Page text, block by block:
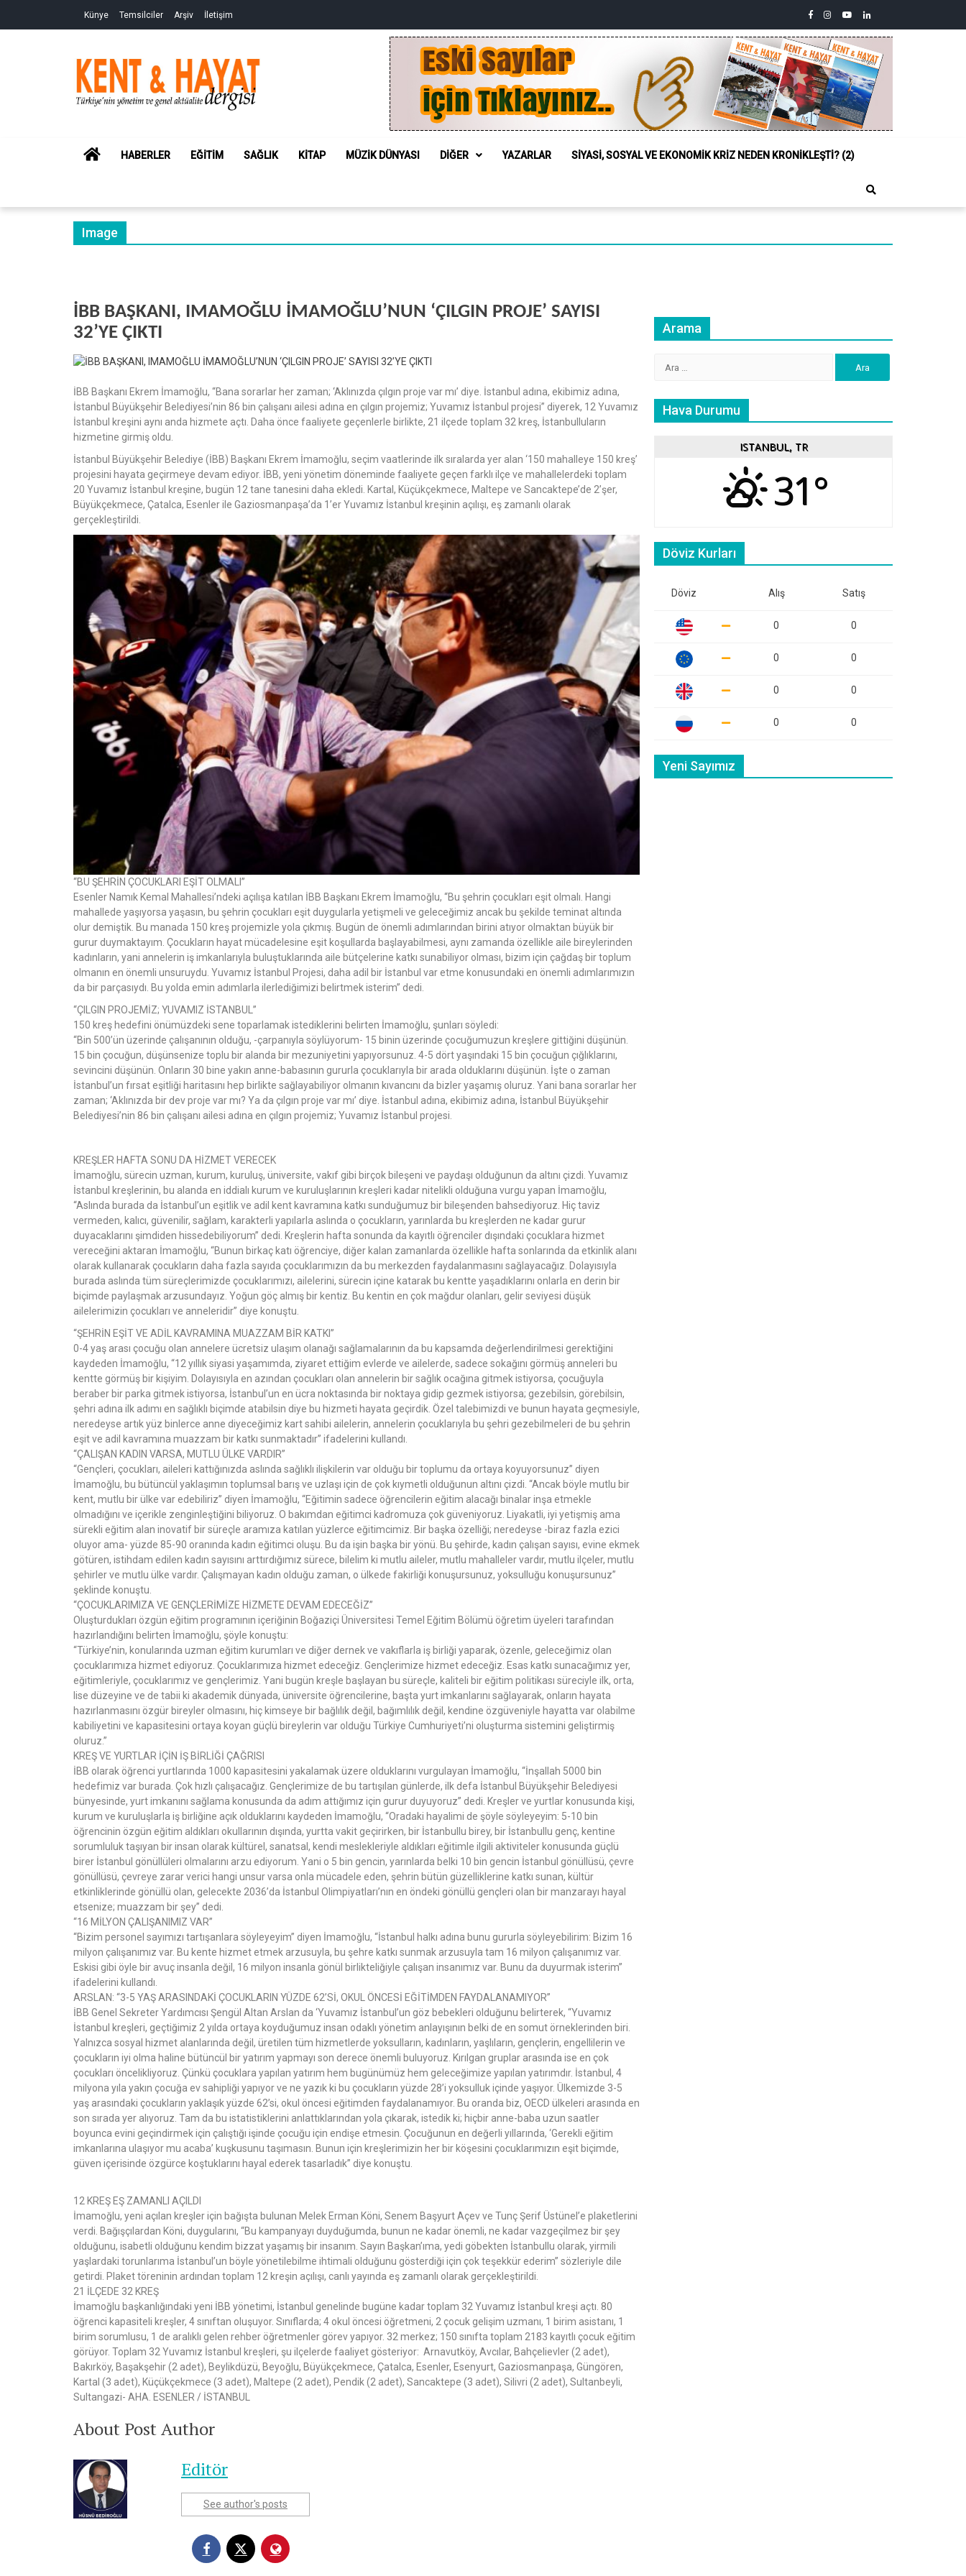
Künye Temsilciler Arşiv İletişim facebook
instagram
youtubelinkedin
ve
HOMEHABERLER EĞITIM SAĞLIK KITAP MÜZIK DÜNYASI DIĞER YAZARLAR SIYASI, SOSYAL VE EKONOMIK KRIZ NEDEN KRONIKLEŞTI? (2)
Image
İBB BAŞKANI, IMAMOĞLU İMAMOĞLU’NUN ‘ÇILGIN PROJE’ SAYISI
32’YE ÇIKTI
İBB Başkanı Ekrem İmamoğlu, “Bana sorarlar her zaman; ‘Aklınızda çılgın proje var mı’ diye. İstanbul adına, ekibimiz adına,
İstanbul Büyükşehir Belediyesi’nin 86 bin çalışanı ailesi adına en çılgın projemiz; Yuvamız İstanbul projesi” diyerek, 12 Yuvamız
İstanbul kreşini aynı anda hizmete açtı. Daha önce faaliyete geçenlerle birlikte, 21 ilçede toplam 32 kreş, İstanbulluların
hizmetine girmiş oldu.
İstanbul Büyükşehir Belediye (İBB) Başkanı Ekrem İmamoğlu, seçim vaatlerinde ilk sıralarda yer alan ‘150 mahalleye 150 kreş’
projesini hayata geçirmeye devam ediyor. İBB, yeni yönetim döneminde faaliyete geçen farklı ilçe ve mahallelerdeki toplam
20 Yuvamız İstanbul kreşine, bugün 12 tane tanesini daha ekledi. Kartal, Küçükçekmece, Maltepe ve Sancaktepe’de 2’şer,
Büyükçekmece, Çatalca, Esenler ile Gaziosmanpaşa’da 1’er Yuvamız İstanbul kreşinin açılışı, eş zamanlı olarak
gerçekleştirildi.
“BU ŞEHRİN ÇOCUKLARI EŞİT OLMALI”
Esenler Namık Kemal Mahallesi’ndeki açılışa katılan İBB Başkanı Ekrem İmamoğlu, “Bu şehrin çocukları eşit olmalı. Hangi
mahallede yaşıyorsa yaşasın, bu şehrin çocukları eşit duygularla yetişmeli ve geleceğimiz ancak bu şekilde teminat altında
olur demiştik. Bu manada 150 kreş projemizle yola çıkmış. Bugün de önemli adımlarından birini atıyor olmaktan büyük bir
gurur duymaktayım. Çocukların hayat mücadelesine eşit koşullarda başlayabilmesi, aynı zamanda özellikle aile bireylerinden
kadınların, yani annelerin iş imkanlarıyla buluştuklarında aile bütçelerine katkı sunabiliyor olması, bizim için çağdaş bir toplum
olmanın en önemli unsuruydu. Yuvamız İstanbul Projesi, daha adil bir İstanbul var etme konusundaki en önemli adımlarımızın
da bir parçasıydı. Bu yolda emin adımlarla ilerlediğimizi belirtmek isterim” dedi.
“ÇILGIN PROJEMİZ; YUVAMIZ İSTANBUL”
150 kreş hedefini önümüzdeki sene toparlamak istediklerini belirten İmamoğlu, şunları söyledi:
“Bin 500’ün üzerinde çalışanının olduğu, -çarpanıyla söylüyorum- 15 binin üzerinde çocuğumuzun kreşlere gittiğini düşünün.
15 bin çocuğun, düşünsenize toplu bir alanda bir mezuniyetini yapıyorsunuz. 4-5 dört yaşındaki 15 bin çocuğun çığlıklarını,
sevincini düşünün. Onların 30 bine yakın anne-babasının gururla çocuklarıyla bir arada olduklarını düşünün. İşte o zaman
İstanbul’un fırsat eşitliği haritasını hep birlikte sağlayabiliyor olmanın kıvancını da bizler yaşamış oluruz. Yani bana sorarlar her
zaman; ‘Aklınızda bir dev proje var mı? Ya da çılgın proje var mı’ diye. İstanbul adına, ekibimiz adına, İstanbul Büyükşehir
Belediyesi’nin 86 bin çalışanı ailesi adına en çılgın projemiz; Yuvamız İstanbul projesi.
KREŞLER HAFTA SONU DA HİZMET VERECEK
İmamoğlu, sürecin uzman, kurum, kuruluş, üniversite, vakıf gibi birçok bileşeni ve paydaşı olduğunun da altını çizdi. Yuvamız
İstanbul kreşlerinin, bu alanda en iddialı kurum ve kuruluşlarının kreşleri kadar nitelikli olduğuna vurgu yapan İmamoğlu,
“Aslında burada da İstanbul’un eşitlik ve adil kent kavramına katkı sunduğumuz bir bileşenden bahsediyoruz. Hiç taviz
vermeden, kalıcı, güvenilir, sağlam, karakterli yapılarla aslında o çocukların, yarınlarda bu kreşlerden ne kadar gurur
duyacaklarını şimdiden hissedebiliyorum” dedi. Kreşlerin hafta sonunda da kayıtlı öğrenciler dışındaki çocuklara hizmet
vereceğini aktaran İmamoğlu, “Bunun birkaç katı öğrenciye, diğer kalan zamanlarda özellikle hafta sonlarında da etkinlik alanı
olarak kullanarak çocukların daha fazla sayıda çocuklarımızın da bu merkezden faydalanmasını sağlayacağız. Dolayısıyla
burada aslında tüm süreçlerimizde çocuklarımızı, ailelerini, sürecin içine katarak bu kentte yaşadıklarını onlarla en derin bir
biçimde paylaşmak arzusundayız. Yoğun göç almış bir kentiz. Bu kentin en çok mağdur olanları, gelir seviyesi düşük
ailelerimizin çocukları ve anneleridir” diye konuştu.
“ŞEHRİN EŞİT VE ADİL KAVRAMINA MUAZZAM BİR KATKI”
0-4 yaş arası çocuğu olan annelere ücretsiz ulaşım olanağı sağlamalarının da bu kapsamda değerlendirilmesi gerektiğini
kaydeden İmamoğlu, “12 yıllık siyasi yaşamımda, ziyaret ettiğim evlerde ve ailelerde, sadece sokağını görmüş anneleri bu
kentte görmüş bir kişiyim. Dolayısıyla en azından çocukları olan annelerin bir sağlık ocağına gitmek istiyorsa, çocuğuyla
beraber bir parka gitmek istiyorsa, İstanbul’un en ücra noktasında bir noktaya gidip gezmek istiyorsa; gezebilsin, görebilsin,
şehri adına ilk adımı en sağlıklı biçimde atabilsin diye bu hizmeti hayata geçirdik. Özel talebimizdi ve bunun hayata geçmesiyle,
neredeyse artık yüz binlerce anne diyeceğimiz kart sahibi ailelerin, annelerin çocuklarıyla bu şehri gezebilmeleri de bu şehrin
eşit ve adil kavramına muazzam bir katkı sunmaktadır” ifadelerini kullandı.
“ÇALIŞAN KADIN VARSA, MUTLU ÜLKE VARDIR”
“Gençleri, çocukları, aileleri kattığınızda aslında sağlıklı ilişkilerin var olduğu bir toplumu da ortaya koyuyorsunuz” diyen
İmamoğlu, bu bütüncül yaklaşımın toplumsal barış ve uzlaşı için de çok kıymetli olduğunun altını çizdi. “Ancak böyle mutlu bir
kent, mutlu bir ülke var edebiliriz” diyen İmamoğlu, “Eğitimin sadece öğrencilerin eğitim alacağı binalar inşa etmekle
olmadığını ve içerikle zenginleştiğini biliyoruz. O bakımdan eğitimci kadromuza çok güveniyoruz. Liyakatli, iyi yetişmiş ama
sürekli eğitim alan inovatif bir süreçle aramıza katılan yüzlerce eğitimcimiz. Bir başka özelliği; neredeyse -biraz fazla ezici
oluyor ama- yüzde 85-90 oranında kadın eğitimci oluşu. Bu da işin başka bir yönü. Bu şehirde, kadın çalışan sayısı, evine ekmek
götüren, istihdam edilen kadın sayısını arttırdığımız sürece, bilelim ki mutlu aileler, mutlu mahalleler vardır, mutlu ilçeler, mutlu
şehirler ve mutlu ülke vardır. Çalışmayan kadın olduğu zaman, o ülkede fakirliği konuşursunuz, yoksulluğu konuşursunuz”
şeklinde konuştu.
“ÇOCUKLARIMIZA VE GENÇLERİMİZE HİZMETE DEVAM EDECEĞİZ”
Oluşturdukları özgün eğitim programının içeriğinin Boğaziçi Üniversitesi Temel Eğitim Bölümü öğretim üyeleri tarafından
hazırlandığını belirten İmamoğlu, şöyle konuştu:
“Türkiye’nin, konularında uzman eğitim kurumları ve diğer dernek ve vakıflarla iş birliği yaparak, özenle, geleceğimiz olan
çocuklarımıza hizmet ediyoruz. Çocuklarımıza hizmet edeceğiz. Gençlerimize hizmet edeceğiz. Esas katkı sunacağımız yer,
eğitimleriyle, çocuklarımız ve gençlerimiz. Yani bugün kreşle başlayan bu süreçle, kaliteli bir eğitim politikası süreciyle ilk, orta,
lise düzeyine ve de tabii ki akademik dünyada, üniversite öğrencilerine, başta yurt imkanlarını sağlayarak, onların hayata
hazırlanmasını özgür bireyler olmasını, hiç kimseye bir bağlılık değil, bağımlılık değil, kendine özgüveniyle hayatta var olabilme
kabiliyetini ve kapasitesini ortaya koyan güçlü bireylerin var olduğu Türkiye Cumhuriyeti’ni oluşturma sistemini geliştirmiş
oluruz.”
KREŞ VE YURTLAR İÇİN İŞ BİRLİĞİ ÇAĞRISI
İBB olarak öğrenci yurtlarında 1000 kapasitesini yakalamak üzere olduklarını vurgulayan İmamoğlu, “İnşallah 5000 bin
hedefimiz var burada. Çok hızlı çalışacağız. Gençlerimize de bu tartışılan günlerde, ilk defa İstanbul Büyükşehir Belediyesi
bünyesinde, yurt imkanını sağlama konusunda da adım attığımız için gurur duyuyoruz” dedi. Kreşler ve yurtlar konusunda kişi,
kurum ve kuruluşlarla iş birliğine açık olduklarını kaydeden İmamoğlu, “Oradaki hayalimi de şöyle söyleyeyim: 5-10 bin
öğrencinin özgün eğitim aldıkları okullarının dışında, yurtta vakit geçirirken, bir İstanbullu birey, bir İstanbullu genç, kentine
sorumluluk taşıyan bir insan olarak kültürel, sanatsal, kendi meslekleriyle aldıkları eğitimle ilgili aktiviteler konusunda güçlü
birer İstanbul gönüllüleri olmalarını arzu ediyorum. Yani o 5 bin gencin, yarınlarda belki 10 bin gencin İstanbul gönüllüsü, çevre
gönüllüsü, çevreye zarar verici hangi unsur varsa onla mücadele eden, şehrin bütün güzelliklerine katkı sunan, kültür
etkinliklerinde gönüllü olan, gelecekte 2036’da İstanbul Olimpiyatları’nın en öndeki gönüllü gençleri olan bir manzarayı hayal
etsenize; muazzam bir şey” dedi.
“16 MİLYON ÇALIŞANIMIZ VAR”
“Bizim personel sayımızı tartışanlara söyleyeyim” diyen İmamoğlu, “İstanbul halkı adına bunu gururla söyleyebilirim: Bizim 16
milyon çalışanımız var. Bu kente hizmet etmek arzusuyla, bu şehre katkı sunmak arzusuyla tam 16 milyon çalışanımız var.
Eskisi gibi öyle bir avuç insanla değil, 16 milyon insanla gönül birlikteliğiyle çalışan insanımız var. Bunu da duyurmak isterim”
ifadelerini kullandı.
ARSLAN: “3-5 YAŞ ARASINDAKİ ÇOCUKLARIN YÜZDE 62’Sİ, OKUL ÖNCESİ EĞİTİMDEN FAYDALANAMIYOR”
İBB Genel Sekreter Yardımcısı Şengül Altan Arslan da ‘Yuvamız İstanbul’un göz bebekleri olduğunu belirterek, “Yuvamız
İstanbul kreşleri, geçtiğimiz 2 yılda ortaya koyduğumuz insan odaklı yönetim anlayışının belki de en somut örneklerinden biri.
Yalnızca sosyal hizmet alanlarında değil, üretilen tüm hizmetlerde yoksulların, kadınların, yaşlıların, gençlerin, engellilerin ve
çocukların iyi olma haline bütüncül bir yatırım yapmayı son derece önemli buluyoruz. Kırılgan gruplar arasında ise en çok
çocukları öncelikliyoruz. Çünkü çocuklara yapılan yatırım hem bugünümüz hem geleceğimize yapılan yatırımdır. İstanbul, 4
milyona yıla yakın çocuğa ev sahipliği yapıyor ve ne yazık ki bu çocukların yüzde 28’i yoksulluk içinde yaşıyor. Ülkemizde 3-5
yaş arasındaki çocukların yaklaşık yüzde 62’si, okul öncesi eğitimden faydalanamıyor. Bu oranda biz, OECD ülkeleri arasında en
son sırada yer alıyoruz. Tam da bu istatistiklerini anlattıklarından yola çıkarak, istedik ki; hiçbir anne-baba uzun saatler
boyunca evini geçindirmek için çalıştığı işinde çocuğu için endişe etmesin. Çocuğunun en değerli yıllarında, ‘Gerekli eğitim
imkanlarına ulaşıyor mu acaba’ kuşkusunu taşımasın. Bunun için kreşlerimizin her bir köşesini çocuklarımızın eşit biçimde,
güven içerisinde özgürce koştuklarını hayal ederek tasarladık” diye konuştu.
12 KREŞ EŞ ZAMANLI AÇILDI
İmamoğlu, yeni açılan kreşler için bağışta bulunan Melek Erman Köni, Senem Başyurt Açev ve Tunç Şerif Üstünel’e plaketlerini
verdi. Bağışçılardan Köni, duygularını, “Bu kampanyayı duyduğumda, bunun ne kadar önemli, ne kadar vazgeçilmez bir şey
olduğunu, isabetli olduğunu kendim bizzat yaşamış bir insanım. Sayın Başkan’ıma, yedi göbekten İstanbullu olarak, yirmili
yaşlardaki torunlarıma İstanbul’un böyle yönetilebilme ihtimali olduğunu gösterdiği için çok teşekkür ederim” sözleriyle dile
getirdi. Plaket töreninin ardından toplam 12 kreşin açılışı, canlı yayında eş zamanlı olarak gerçekleştirildi.
21 İLÇEDE 32 KREŞ
İmamoğlu başkanlığındaki yeni İBB yönetimi, İstanbul genelinde bugüne kadar toplam 32 Yuvamız İstanbul kreşi açtı. 80
öğrenci kapasiteli kreşler, 4 sınıftan oluşuyor. Sınıflarda; 4 okul öncesi öğretmeni, 2 çocuk gelişim uzmanı, 1 birim asistanı, 1
birim sorumlusu, 1 de aralıklı gelen rehber öğretmenler görev yapıyor. 32 merkez; 150 sınıfta toplam 2183 kayıtlı çocuk eğitim
görüyor. Toplam 32 Yuvamız İstanbul kreşleri, şu ilçelerde faaliyet gösteriyor: Arnavutköy, Avcılar, Bahçelievler (2 adet),
Bakırköy, Başakşehir (2 adet), Beylikdüzü, Beyoğlu, Büyükçekmece, Çatalca, Esenler, Esenyurt, Gaziosmanpaşa, Güngören,
Kartal (3 adet), Küçükçekmece (3 adet), Maltepe (2 adet), Pendik (2 adet), Sancaktepe (3 adet), Silivri (2 adet), Sultanbeyli,
Sultangazi- AHA. ESENLER / İSTANBUL
About Post Author
Editör
See author's posts
Arama
Hava Durumu
ISTANBUL, TR
31°
Döviz Kurları
Döviz Alış Satış
0 0
0 0
0 0
0 0
Yeni Sayımız